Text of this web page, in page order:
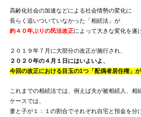
高齢化社会の加速などによる社会情勢の変化に
長らく追いついていなかった「相続法」が
約４０年ぶりの民法改正によって大きな変化を遂
２０１９年７月に大部分の改正が施行され、
２０２０年の４月１日にはいよいよ、
今回の改正における目玉の1つ「配偶者居住権」が
これまでの相続法では、例えば夫が被相続人、相
ケースでは、
妻と子が１：１の割合でそれぞれ自宅と預金を分